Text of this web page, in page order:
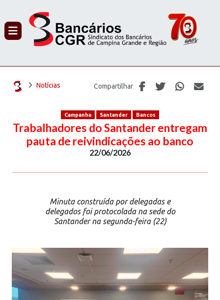
Notícias Compartilhar
Campanha Santander Bancos
Trabalhadores do Santander entregam
pauta de reivindicações ao banco
22/06/2026
Minuta construída por delegadas e
delegados foi protocolada na sede do
Santander na segunda-feira (22)